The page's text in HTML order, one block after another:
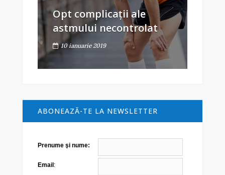
Opt complicații ale
astmului necontrolat
10 ianuarie 2019
ABONEAZĂ-TE LA NEWSLETTER
Prenume şi nume:
Email :